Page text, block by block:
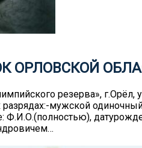
ОРЛОВСКОЙ
резерва»,
разрядах:-мужской